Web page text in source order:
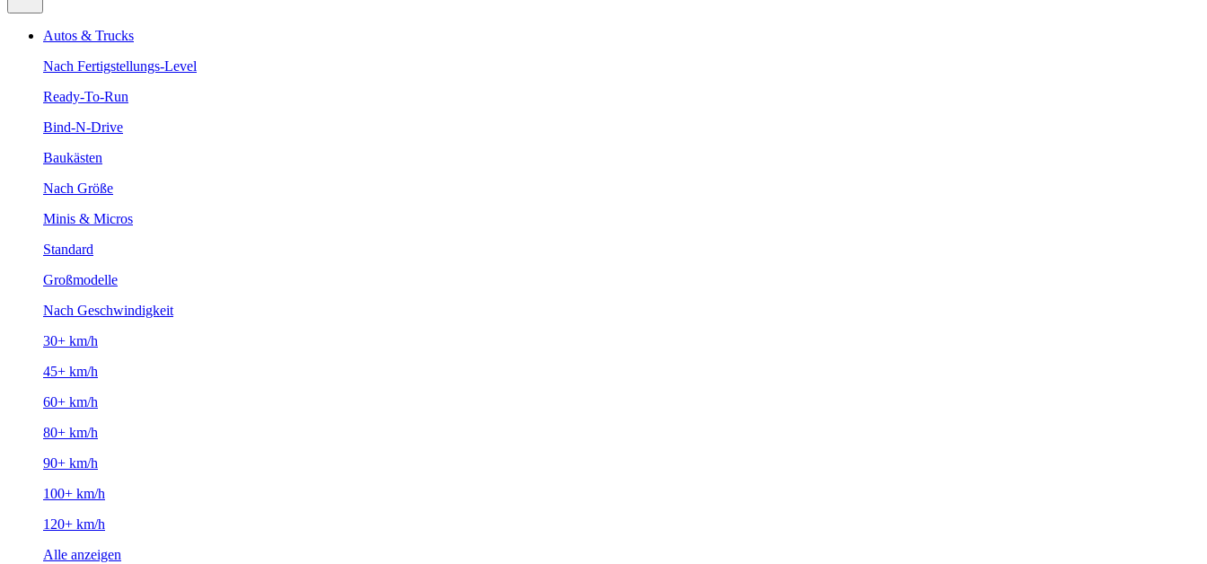
Autos & Trucks
Nach Fertigstellungs-Level
Ready-To-Run
Bind-N-Drive
Baukästen
Nach Größe
Minis & Micros
Standard
Großmodelle
Nach Geschwindigkeit
30+ km/h
45+ km/h
60+ km/h
80+ km/h
90+ km/h
100+ km/h
120+ km/h
Alle anzeigen